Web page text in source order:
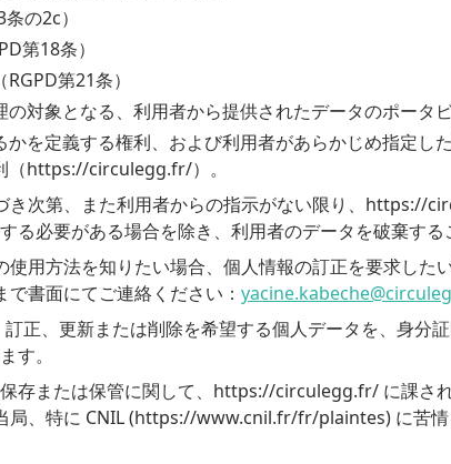
の2c）
第18条）
第21条）
対象となる、利用者から提供されたデータのポータ
を定義する権利、および利用者があらかじめ指定し
（https://circulegg.fr/）。
次第、また利用者からの指示がない限り、https://
る必要がある場合を除き、利用者のデータを破棄する
用方法を知りたい場合、個人情報の訂正を要求した
書面にてご連絡ください：
、更新または削除を希望する個人データを、身分
す。
存または保管に関して、https://circulegg.fr/ に課さ
、特に CNIL (https://www.cnil.fr/fr/plaintes) に苦情